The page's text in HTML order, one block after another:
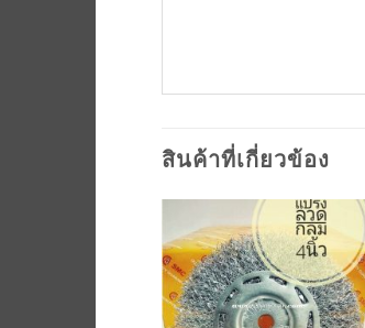
สินค้าที่เกี่ยวข้อง
เพิ่มเข้า
ใน
รายการ
ที่